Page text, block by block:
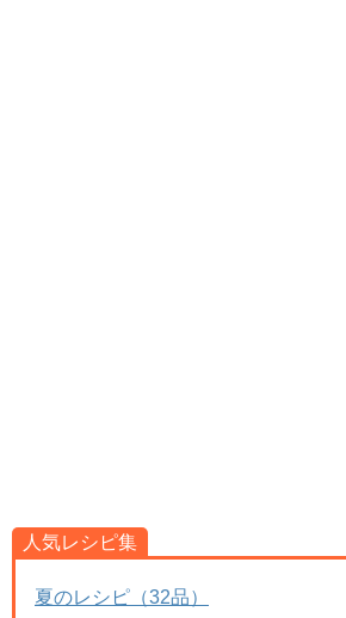
人気レシピ集
夏のレシピ（32品）